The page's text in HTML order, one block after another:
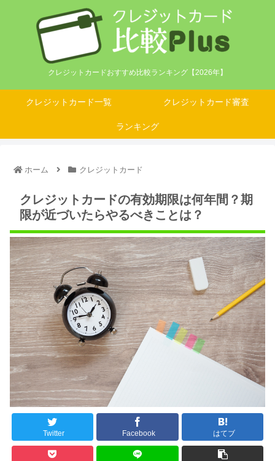
クレジットカードおすすめ比較ランキング【2026年】
クレジットカード一覧 クレジットカード審査
ランキング
ホーム クレジットカード
クレジットカードの有効期限は何年間？期
限が近づいたらやるべきことは？
Twitter Facebook はてブ